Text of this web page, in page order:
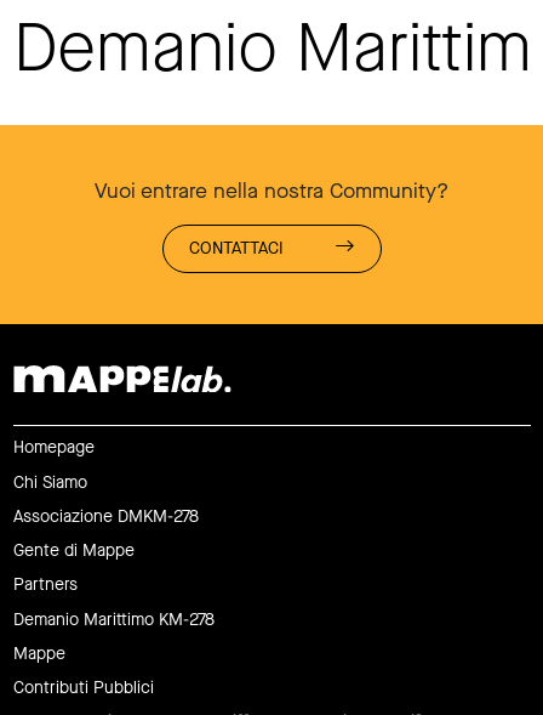
Demanio
Vuoi entrare nella nostra Community?
CONTATTACI
Homepage
Chi Siamo
Associazione DMKM-278
Gente di Mappe
Partners
Demanio Marittimo KM-278
Mappe
Contributi Pubblici